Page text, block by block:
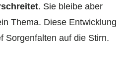
. Sie bleibe aber
Thema. Diese Entwicklung
Sorgenfalten auf die Stirn.